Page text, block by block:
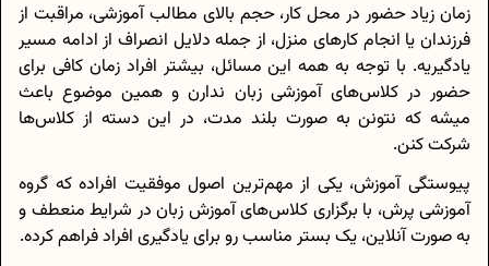
زمان زیاد حضور در محل کار، حجم بالای مطالب آموزشی، مراقبت از
فرزندان یا انجام کار‌های منزل، از جمله دلایل انصراف از ادامه مسیر
یادگیریه. با توجه به همه این مسائل، بیشتر افراد زمان کافی برای
حضور در کلاس‌های آموزشی زبان ندارن و همین موضوع باعث
میشه که نتونن به صورت بلند مدت، در این دسته از کلاس‌ها
شرکت کنن.
پیوستگی آموزش، یکی از مهم‌ترین اصول موفقیت افراده که گروه
آموزشی پرش، با برگزاری کلاس‌های آموزش زبان در شرایط منعطف و
به صورت آنلاین، یک بستر مناسب رو برای یادگیری افراد فراهم کرده.